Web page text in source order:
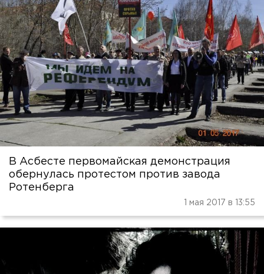
В Асбесте первомайская демонстрация
обернулась протестом против завода
Ротенберга
1 мая 2017 в 13:55